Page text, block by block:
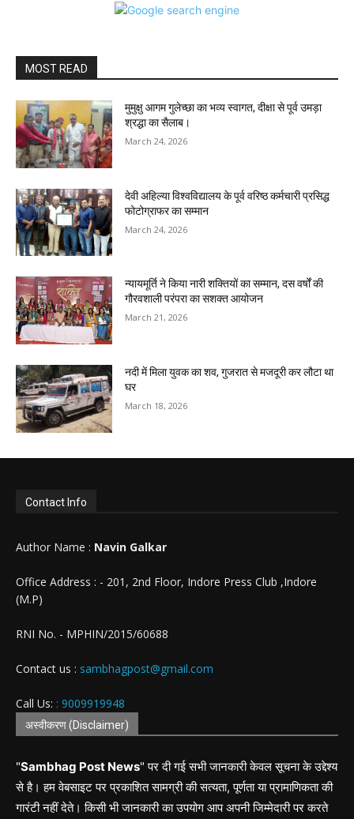
MOST READ
मुमुक्षु आगम गुलेच्छा का भव्य स्वागत, दीक्षा से पूर्व उमड़ा
श्रद्धा का सैलाब।
March 24, 2026
देवी अहिल्या विश्वविद्यालय के पूर्व वरिष्ठ कर्मचारी प्रसिद्ध
फोटोग्राफर का सम्मान
March 24, 2026
न्यायमूर्ति ने किया नारी शक्तियों का सम्मान, दस वर्षों की
गौरवशाली परंपरा का सशक्त आयोजन
March 21, 2026
नदी में मिला युवक का शव, गुजरात से मजदूरी कर लौटा था
घर
March 18, 2026
Contact Info
Author Name : Navin Galkar
Office Address : - 201, 2nd Floor, Indore Press Club ,Indore
(M.P)
RNI No. - MPHIN/2015/60688
Contact us : sambhagpost@gmail.com
Call Us: : 9009919948
अस्वीकरण (Disclaimer)
"Sambhag Post News" पर दी गई सभी जानकारी केवल सूचना के उद्देश्य
से है। हम वेबसाइट पर प्रकाशित सामग्री की सत्यता, पूर्णता या प्रामाणिकता की
गारंटी नहीं देते। किसी भी जानकारी का उपयोग आप अपनी जिम्मेदारी पर करते